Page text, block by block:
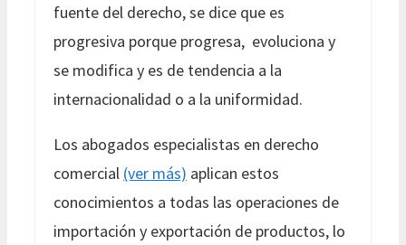
fuente del derecho, se dice que es
progresiva porque progresa, evoluciona y
se modifica y es de tendencia a la
internacionalidad o a la uniformidad.
Los abogados especialistas en derecho
comercial (ver más) aplican estos
conocimientos a todas las operaciones de
importación y exportación de productos, lo